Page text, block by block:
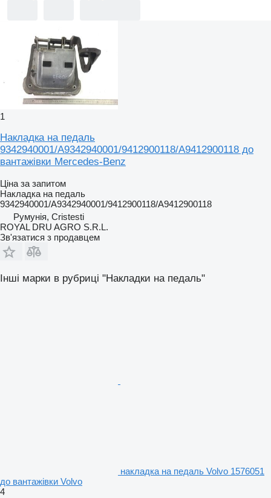
1
Накладка на педаль
9342940001/A9342940001/9412900118/A9412900118 до
вантажівки Mercedes-Benz
Ціна за запитом
Накладка на педаль
9342940001/A9342940001/9412900118/A9412900118
Румунія, Cristesti
ROYAL DRU AGRO S.R.L.
Зв'язатися з продавцем
Інші марки в рубриці "Накладки на педаль"
накладка на педаль Volvo 1576051
до вантажівки Volvo
4